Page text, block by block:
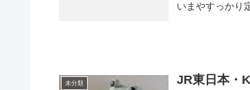
いまやすっかり
未分類 JR東日本・